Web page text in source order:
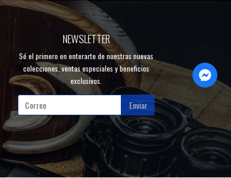
NEWSLETTER
Sé el primero en enterarte de nuestras nuevas
colecciones, ventas especiales y beneficios
exclusivos.
Enviar